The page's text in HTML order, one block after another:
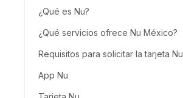
¿Qué es Nu?
¿Qué servicios ofrece Nu México?
Requisitos para solicitar la tarjeta Nu
App Nu